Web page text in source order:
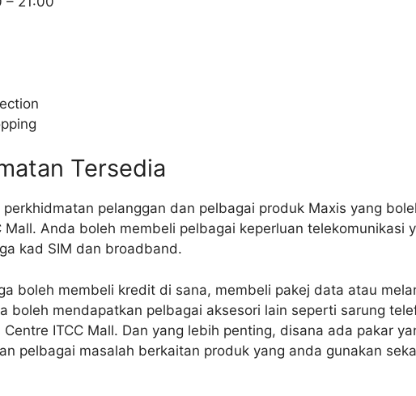
Tersedia
pelanggan dan pelbagai produk Maxis yang
Mall. Anda boleh membeli pelbagai keperluan telekomunikasi
kad SIM dan broadband.
boleh membeli kredit di sana, membeli pakej data atau
boleh mendapatkan pelbagai aksesori lain seperti sarung
ITCC Mall. Dan yang lebih penting, disana ada pakar
pelbagai masalah berkaitan produk yang anda gunakan